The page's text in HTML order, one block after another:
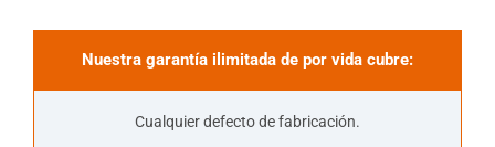
Nuestra garantía ilimitada de por vida cubre:
Cualquier defecto de fabricación.